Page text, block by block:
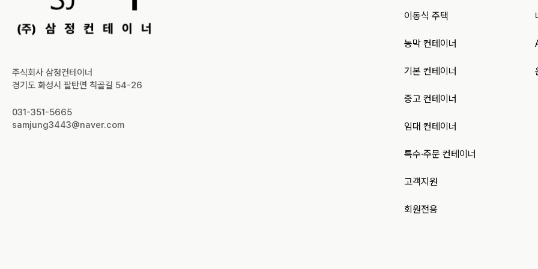
주식회사 삼정컨테이너
경기도 화성시 팔탄면 칙골길 54-26
031-351-5665
samjung3443@naver.com
이동식 주택
농막 컨테이너
기본 컨테이너
중고 컨테이너
임대 컨테이너
특수·주문 컨테이너
고객지원
회원전용